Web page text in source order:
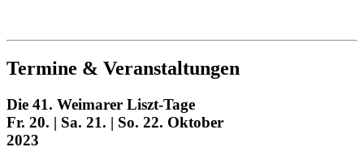
Termine & Veranstaltungen
Die 41. Weimarer Liszt-Tage
Fr. 20. | Sa. 21. | So. 22. Oktober
2023